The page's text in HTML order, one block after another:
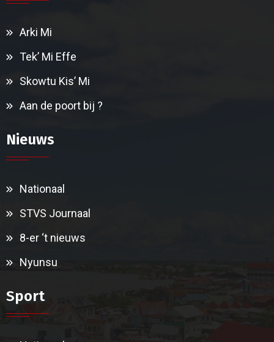
Arki Mi
Tek’ Mi Effe
Skowtu Kis’ Mi
Aan de poort bij ?
Nieuws
Nationaal
STVS Journaal
8-er ‘t nieuws
Nyunsu
Sport